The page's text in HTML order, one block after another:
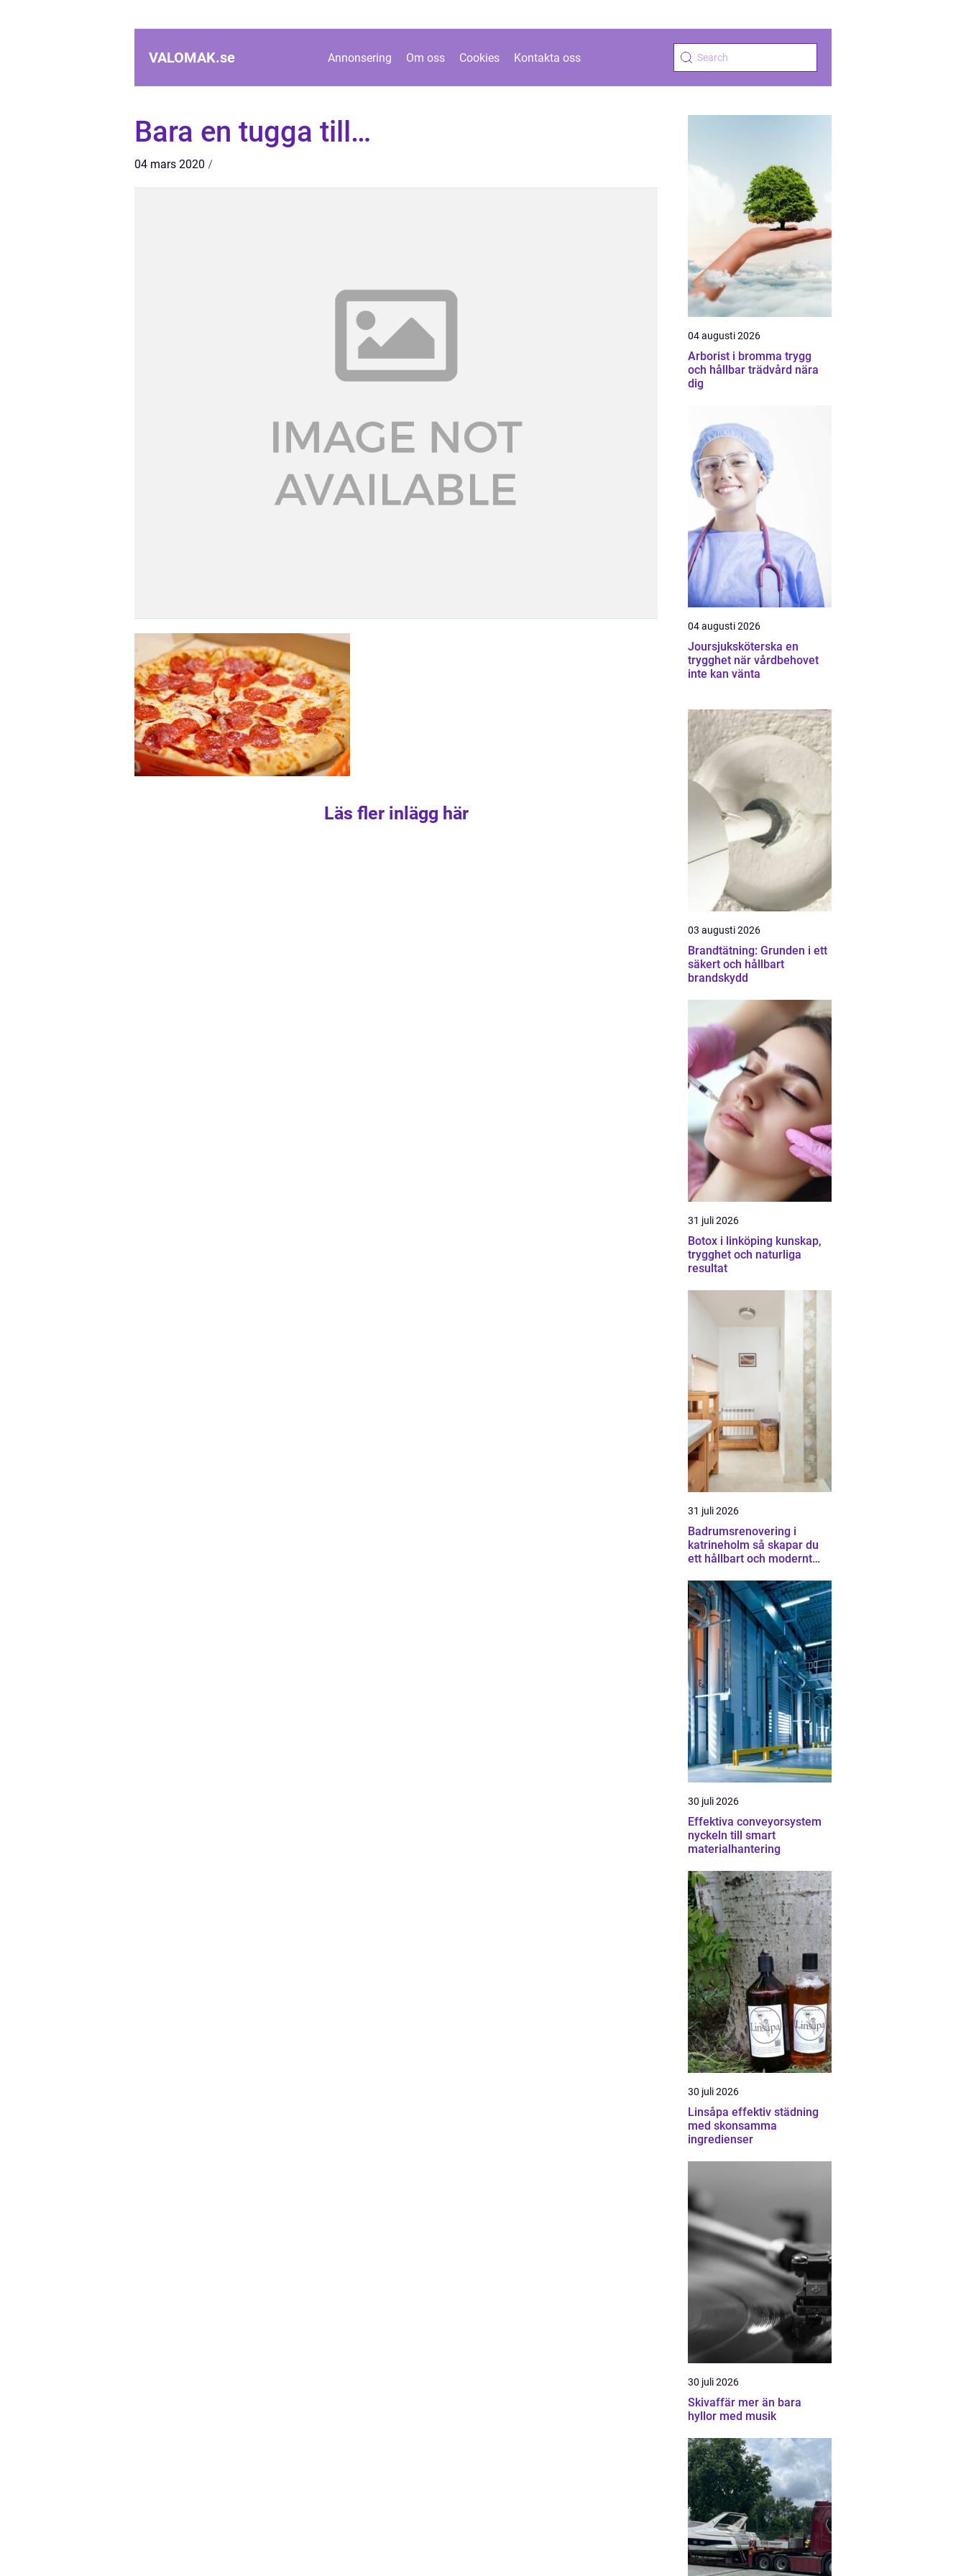
VALOMAK.se Annonsering Om oss Cookies Kontakta oss
Bara en tugga till…
04 mars 2020
Läs fler inlägg här
04 augusti 2026
Arborist i bromma trygg
och hållbar trädvård nära
dig
04 augusti 2026
Joursjuksköterska en
trygghet när vårdbehovet
inte kan vänta
03 augusti 2026
Brandtätning: Grunden i ett
säkert och hållbart
brandskydd
31 juli 2026
Botox i linköping kunskap,
trygghet och naturliga
resultat
31 juli 2026
Badrumsrenovering i
katrineholm så skapar du
ett hållbart och modernt
30 juli 2026
Effektiva conveyorsystem
nyckeln till smart
materialhantering
30 juli 2026
Linsåpa effektiv städning
med skonsamma
ingredienser
30 juli 2026
Skivaffär mer än bara
hyllor med musik